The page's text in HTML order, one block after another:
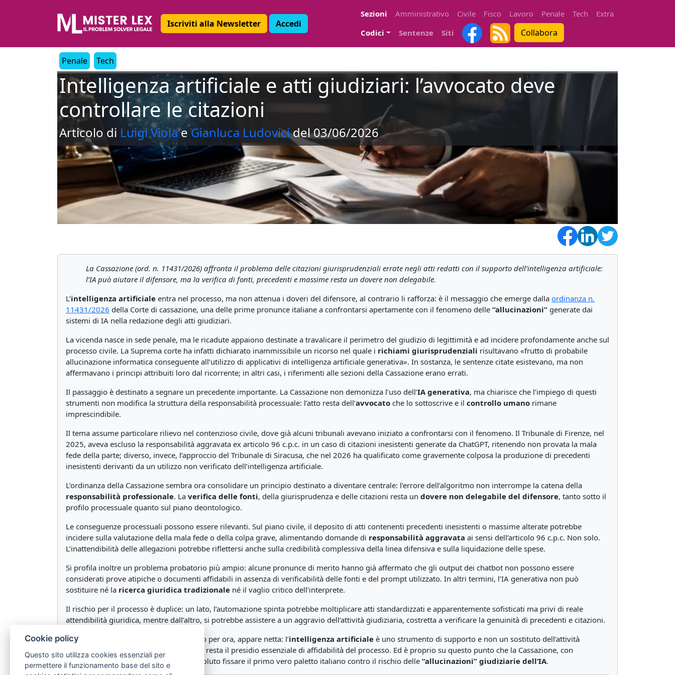
Iscriviti alla Newsletter Accedi
Sezioni Amministrativo Civile Fisco Lavoro Penale Tech
Extra
Codici
Sentenze Siti Collabora
Penale Tech
Intelligenza artificiale e atti giudiziari: l’avvocato deve
controllare le citazioni
Articolo di Luigi ViolaeGianluca Ludovicidel 03/06/2026
La Cassazione (ord. n. 11431/2026) affronta il problema delle citazioni giurisprudenziali errate negli atti redatti con il supporto dell’intelligenza artificiale:
l’IA può aiutare il difensore, ma la verifica di fonti, precedenti e massime resta un dovere non delegabile.
L’intelligenza artificiale entra nel processo, ma non attenua i doveri del difensore, al contrario li rafforza: è il messaggio che emerge dalla ordinanza n.
11431/2026 della Corte di cassazione, una delle prime pronunce italiane a confrontarsi apertamente con il fenomeno delle “allucinazioni” generate dai
sistemi di IA nella redazione degli atti giudiziari.
La vicenda nasce in sede penale, ma le ricadute appaiono destinate a travalicare il perimetro del giudizio di legittimità e ad incidere profondamente anche sul
processo civile. La Suprema corte ha infatti dichiarato inammissibile un ricorso nel quale i richiami giurisprudenziali risultavano «frutto di probabile
allucinazione informatica conseguente all’utilizzo di applicativi di intelligenza artificiale generativa». In sostanza, le sentenze citate esistevano, ma non
affermavano i principi attribuiti loro dal ricorrente; in altri casi, i riferimenti alle sezioni della Cassazione erano errati.
Il passaggio è destinato a segnare un precedente importante. La Cassazione non demonizza l’uso dell’IA generativa, ma chiarisce che l’impiego di questi
strumenti non modifica la struttura della responsabilità processuale: l’atto resta dell’avvocato che lo sottoscrive e il controllo umano rimane
imprescindibile.
Il tema assume particolare rilievo nel contenzioso civile, dove già alcuni tribunali avevano iniziato a confrontarsi con il fenomeno. Il Tribunale di Firenze, nel
2025, aveva escluso la responsabilità aggravata ex articolo 96 c.p.c. in un caso di citazioni inesistenti generate da ChatGPT, ritenendo non provata la mala
fede della parte; diverso, invece, l’approccio del Tribunale di Siracusa, che nel 2026 ha qualificato come gravemente colposa la produzione di precedenti
inesistenti derivanti da un utilizzo non verificato dell’intelligenza artificiale.
L’ordinanza della Cassazione sembra ora consolidare un principio destinato a diventare centrale: l’errore dell’algoritmo non interrompe la catena della
responsabilità professionale. La verifica delle fonti, della giurisprudenza e delle citazioni resta un dovere non delegabile del difensore, tanto sotto il
profilo processuale quanto sul piano deontologico.
Le conseguenze processuali possono essere rilevanti. Sul piano civile, il deposito di atti contenenti precedenti inesistenti o massime alterate potrebbe
incidere sulla valutazione della mala fede o della colpa grave, alimentando domande di responsabilità aggravata ai sensi dell’articolo 96 c.p.c. Non solo.
L’inattendibilità delle allegazioni potrebbe riflettersi anche sulla credibilità complessiva della linea difensiva e sulla liquidazione delle spese.
Si profila inoltre un problema probatorio più ampio: alcune pronunce di merito hanno già affermato che gli output dei chatbot non possono essere
considerati prove atipiche o documenti affidabili in assenza di verificabilità delle fonti e del prompt utilizzato. In altri termini, l’IA generativa non può
sostituire né la ricerca giuridica tradizionale né il vaglio critico dell’interprete.
Il rischio per il processo è duplice: un lato, l’automazione spinta potrebbe moltiplicare atti standardizzati e apparentemente sofisticati ma privi di reale
attendibilità giuridica, mentre dall’altro, si potrebbe assistere a un aggravio dell’attività giudiziaria, costretta a verificare la genuinità di precedenti e citazioni.
La risposta della giurisprudenza, almeno per ora, appare netta: l’intelligenza artificiale è uno strumento di supporto e non un sostituto dell’attività
professionale. La
supervisione umana
resta il presidio essenziale di affidabilità del processo. Ed è proprio su questo punto che la Cassazione, con
l’ordinanza 11431/2026, sembra aver voluto fissare il primo vero paletto italiano contro il rischio delle “allucinazioni” giudiziarie dell’IA.
Cookie policy
Questo sito utilizza cookies essenziali per
permettere il funzionamento base del sito e